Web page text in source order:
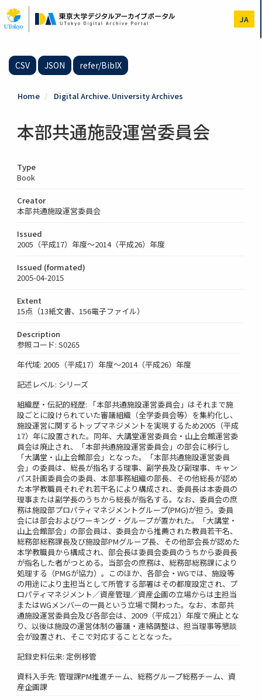
to
main
JA
CSV JSON refer/BibIX
Home Digital Archive. University Archives
本部共通施設運営委員会
Type
Book
Creator
本部共通施設運営委員会
Issued
2005（平成17）年度～2014（平成26）年度
Issued (formated)
2005-04-2015
Extent
15点（13紙文書、156電子ファイル）
Description
参照コード: S0265
年代域: 2005（平成17）年度～2014（平成26）年度
記述レベル: シリーズ
組織歴・伝記的経歴: 「本部共通施設運営委員会」はそれまで施
設ごとに設けられていた審議組織（全学委員会等）を集約化し、
施設運営に関するトップマネジメントを実現するため2005（平成
17）年に設置された。同年、大講堂運営委員会・山上会館運営委
員会は廃止され、「本部共通施設運営委員会」の部会に移行し
「大講堂・山上会館部会」となった。「本部共通施設運営委員
会」の委員は、総長が指名する理事、副学長及び副理事、キャン
パス計画委員会の委員、本部事務組織の部長、その他総長が認め
た本学教職員それぞれ若干名により構成され、委員長は本委員の
理事または副学長のうちから総長が指名する。なお、委員会の庶
務は施設部プロパティマネジメントグループ(PMG)が担う。委員
会には部会およびワーキング・グループが置かれた。「大講堂・
山上会館部会」の部会員は、委員会から推薦された教員若干名、
総務部総務課長及び施設部PMグループ長、その他部会長が認めた
本学教職員から構成され、部会長は委員会委員のうちから委員長
が指名した者がつとめる。当部会の庶務は、総務部総務課により
処理する（PMGが協力）。このほか、各部会・WGでは、施設等
の用途により主担当として所管する部署はその都度設定され、プ
ロパティマネジメント／資産管理／資産企画の立場からは主担当
またはWGメンバーの一員という立場で関わった。なお、本部共
通施設運営委員会及び各部会は、2009（平成21）年度で廃止とな
り、以後は施設の運営体制の審議・連絡調整は、担当理事等懇談
会が設置され、そこで対応することとなった。
記録史料伝来: 定例移管
資料入手先: 管理課PM推進チーム、総務グループ総務チーム、資
産企画課